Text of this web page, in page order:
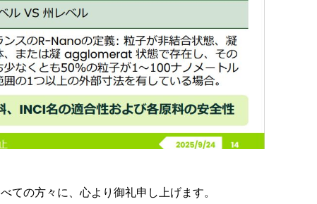
の方々に、心より御礼申し上げます。